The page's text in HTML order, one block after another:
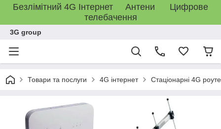
Безлімітний 4G Інтернет Антени Цифрове
телебачення
3G group
Товари та послуги 4G інтернет Стаціонарні 4G